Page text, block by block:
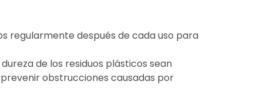
regularmente después de cada uso para
de los residuos plásticos sean
obstrucciones causadas por